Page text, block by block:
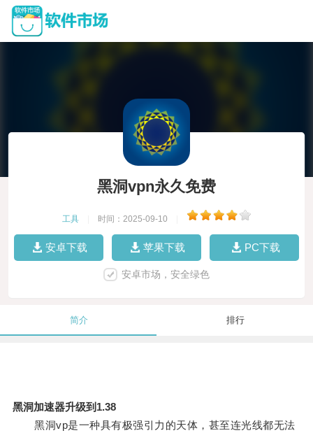
黑洞vpn永久免费
工具 时间：2025-09-10
安卓下载 苹果下载 PC下载
安卓市场，安全绿色
简介 排行
黑洞加速器升级到1.38
黑洞vp是一种具有极强引力的天体，甚至连光线都无法